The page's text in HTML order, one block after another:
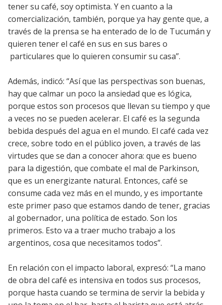
tener su café, soy optimista. Y en cuanto a la
comercialización, también, porque ya hay gente que, a
través de la prensa se ha enterado de lo de Tucumán y
quieren tener el café en sus en sus bares o
particulares que lo quieren consumir su casa”.
Además, indicó: “Así que las perspectivas son buenas,
hay que calmar un poco la ansiedad que es lógica,
porque estos son procesos que llevan su tiempo y que
a veces no se pueden acelerar. El café es la segunda
bebida después del agua en el mundo. El café cada vez
crece, sobre todo en el público joven, a través de las
virtudes que se dan a conocer ahora: que es bueno
para la digestión, que combate el mal de Parkinson,
que es un energizante natural. Entonces, café se
consume cada vez más en el mundo, y es importante
este primer paso que estamos dando de tener, gracias
al gobernador, una política de estado. Son los
primeros. Esto va a traer mucho trabajo a los
argentinos, cosa que necesitamos todos”.
En relación con el impacto laboral, expresó: “La mano
de obra del café es intensiva en todos sus procesos,
porque hasta cuando se termina de servir la bebida y